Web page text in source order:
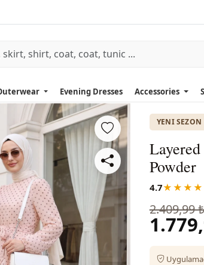
Evening Dresses Accessories
YENI SEZON
Powder
4.7
2.409,99 ₺